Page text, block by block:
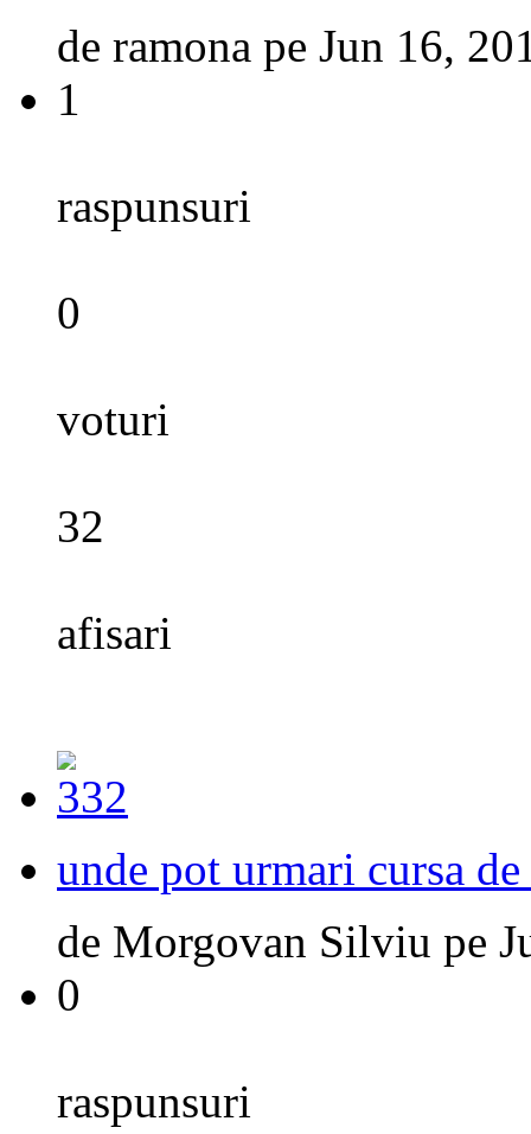
de ramona pe Jun 16,
1
raspunsuri
0
voturi
32
afisari
unde pot urmari cursa
de Morgovan Silviu pe
0
raspunsuri